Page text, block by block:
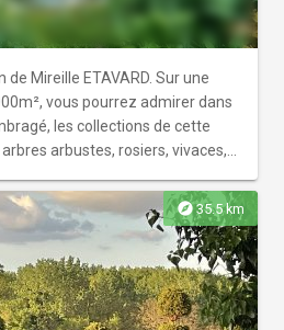
Mireille ETAVARD. Sur une
vous pourrez admirer dans
les collections de cette
arbustes, rosiers, vivaces,
la propriétaire : Chine (Tibet et
Pérou . La Touraine et
2016 : plantes et artisanat
la géographie, la
2022.
explore35.5 km